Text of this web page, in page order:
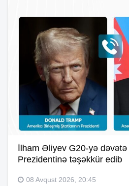
İlham Əliyev G20-yə dəvətə
Prezidentinə təşəkkür edib
08 Avqust 2026, 20:45